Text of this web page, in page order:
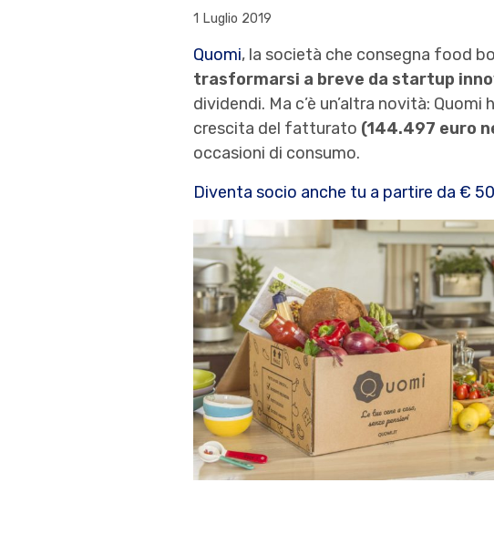
1 Luglio 2019
Quomi, la società che consegna food
trasformarsi a breve da startup
dividendi. Ma c’è un’altra novità: Quomi
crescita del fatturato (144.497 euro
occasioni di consumo.
Diventa socio anche tu a partire da €